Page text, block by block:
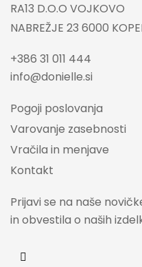
RA13 D.O.O VOJKOVO
NABREŽJE 23 6000
+386 31 011 444
info@donielle.si
Pogoji poslovanja
Varovanje zasebnosti
Vračila in menjave
Kontakt
Prijavi se na naše
in obvestila o naših